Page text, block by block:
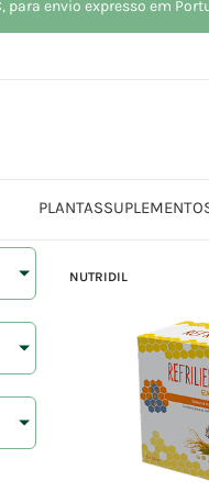
PLANTAS
NUTRIDIL
envio expresso em